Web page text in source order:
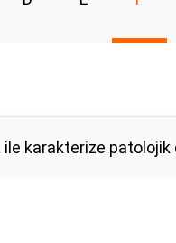
ile karakterize